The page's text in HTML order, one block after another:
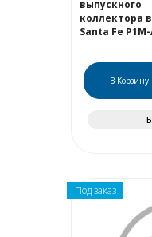
выпускного
коллектора
Santa Fe P1M-
В Корзину
Под заказ